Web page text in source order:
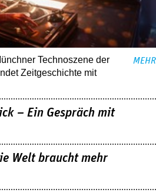
Technoszene der
Zeitgeschichte mit
MEHR
– Ein Gespräch mit
Welt braucht mehr